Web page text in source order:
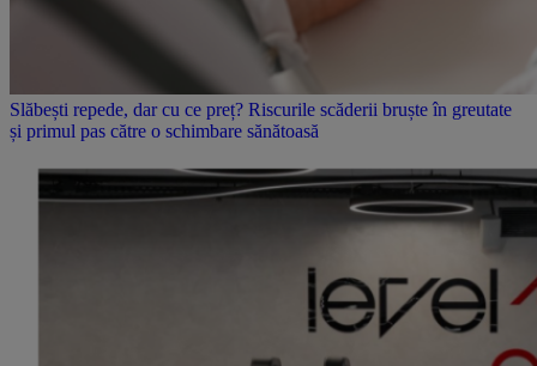
Slăbești repede, dar cu ce preț? Riscurile scăderii bruște în greutate
și primul pas către o schimbare sănătoasă